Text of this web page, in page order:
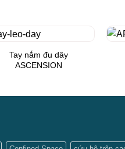
Add to
Wishlist
Tay nắm đu dây
ASCENSION